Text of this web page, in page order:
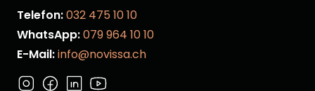
Telefon:032 475 10 10
WhatsApp:079 964 10 10
E-Mail:info@novissa.ch